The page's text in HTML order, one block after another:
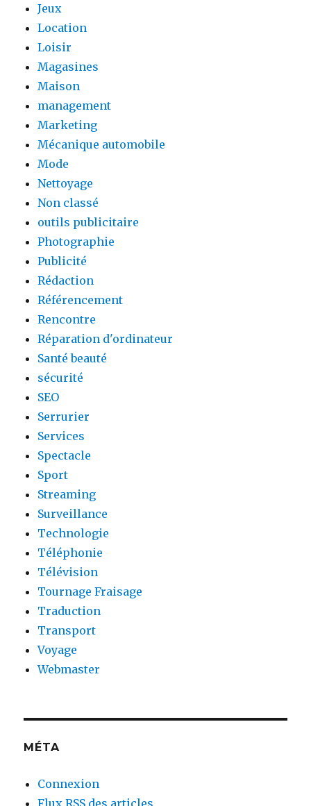
Jeux
Location
Loisir
Magasines
Maison
management
Marketing
Mécanique automobile
Mode
Nettoyage
Non classé
outils publicitaire
Photographie
Publicité
Rédaction
Référencement
Rencontre
Réparation d'ordinateur
Santé beauté
sécurité
SEO
Serrurier
Services
Spectacle
Sport
Streaming
Surveillance
Technologie
Téléphonie
Télévision
Tournage Fraisage
Traduction
Transport
Voyage
Webmaster
MÉTA
Connexion
FluxRSS des articles